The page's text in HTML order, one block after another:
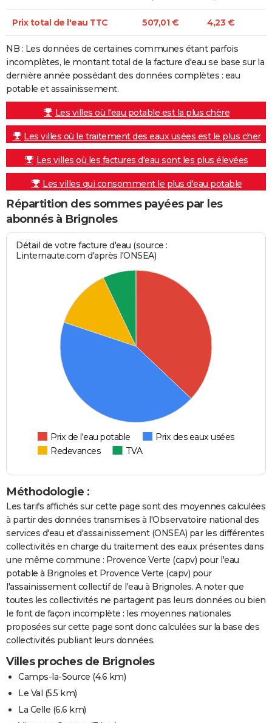
Prix total de l'eau TTC 507,01 € 4,23 €
NB : Les données de certaines communes étant parfois
incomplètes, le montant total de la facture d'eau se base sur la
dernière année possédant des données complètes : eau
potable et assainissement.
Les villes où l'eau potable est la plus chère
Les villes où le traitement des eaux usées est le plus cher
Les villes où les factures d'eau sont les plus élevées
Les villes qui consomment le plus d'eau potable
Répartition des sommes payées par les
abonnés à Brignoles
Détail de votre facture d'eau (source :
Linternaute.com d'après l'ONSEA)
Prix de l'eau potable
Prix des eaux usées
Redevances
TVA
Méthodologie :
Les tarifs affichés sur cette page sont des moyennes calculées
à partir des données transmises à l'Observatoire national des
services d'eau et d'assainissement (ONSEA) par les différentes
collectivités en charge du traitement des eaux présentes dans
une même commune : Provence Verte (capv) pour l'eau
potable à Brignoles et Provence Verte (capv) pour
l'assainissement collectif de l'eau à Brignoles. A noter que
toutes les collectivités ne partagent pas leurs données ou bien
le font de façon incomplète : les moyennes nationales
proposées sur cette page sont donc calculées sur la base des
collectivités publiant leurs données.
Villes proches de Brignoles
Camps-la-Source (4.6 km)
Le Val (5.5 km)
La Celle (6.6 km)